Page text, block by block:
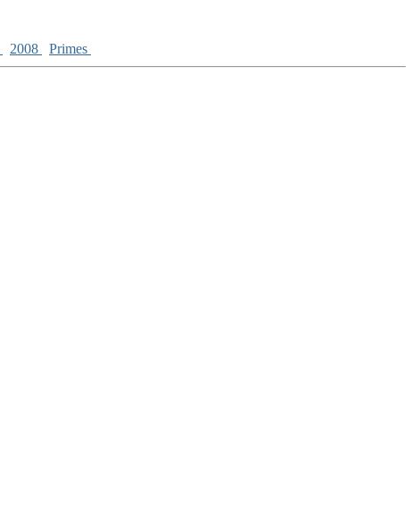
2008 Primes